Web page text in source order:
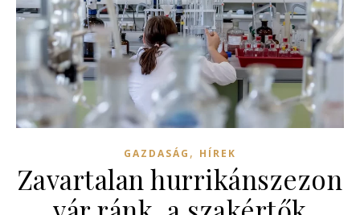
GAZDASÁG , HÍREK
Zavartalan hurrikánszezon